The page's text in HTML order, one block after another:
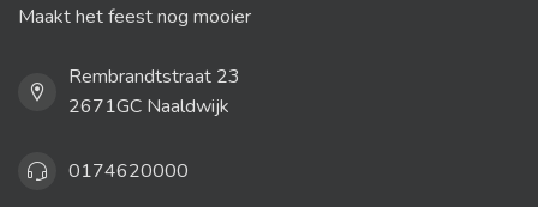
Maakt het feest nog mooier
Rembrandtstraat 23
2671GC Naaldwijk
0174620000